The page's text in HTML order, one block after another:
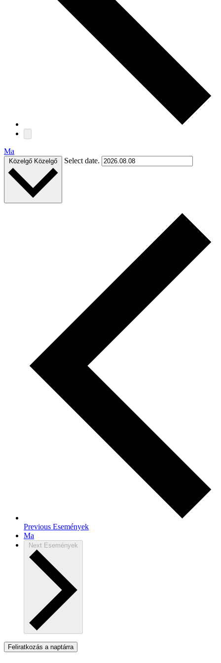
Ma
Közelgő Közelgő Select date.
Previous Események
Ma
Next Események
Feliratkozás a naptárra